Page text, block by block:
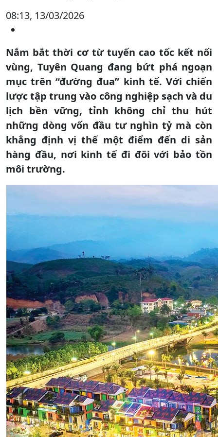
08:13, 13/03/2026
Nắm bắt thời cơ từ tuyến cao tốc kết nối
vùng, Tuyên Quang đang bứt phá ngoạn
mục trên “đường đua” kinh tế. Với chiến
lược tập trung vào công nghiệp sạch và du
lịch bền vững, tỉnh không chỉ thu hút
những dòng vốn đầu tư nghìn tỷ mà còn
khẳng định vị thế một điểm đến di sản
hàng đầu, nơi kinh tế đi đôi với bảo tồn
môi trường.